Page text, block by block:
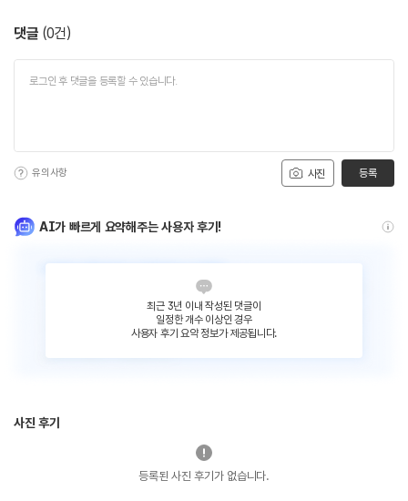
댓글 (0건)
사진
유의사항 등록
AI가 빠르게 요약해주는 사용자 후기!
최근 3년 이내 작성된 댓글이
일정한 개수 이상인 경우
사용자 후기 요약 정보가 제공됩니다.
사진 후기
등록된 사진 후기가 없습니다.